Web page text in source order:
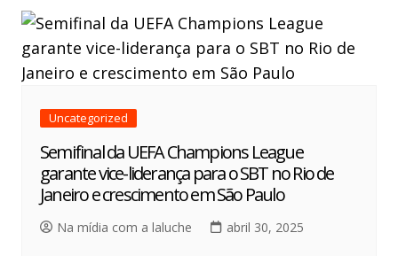
Uncategorized
Semifinal da UEFA Champions League
garante vice-liderança para o SBT no Rio de
Janeiro e crescimento em São Paulo
Na mídia com a laluche abril 30, 2025